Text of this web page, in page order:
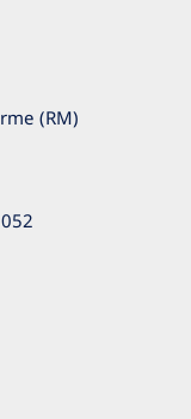
(RM)